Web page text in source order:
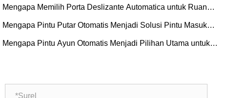
Mengapa Memilih Porta Deslizante Automatica untuk Ruang
Modern?
Mengapa Pintu Putar Otomatis Menjadi Solusi Pintu Masuk
Pilihan untuk Bangunan Komersial?
Mengapa Pintu Ayun Otomatis Menjadi Pilihan Utama untuk